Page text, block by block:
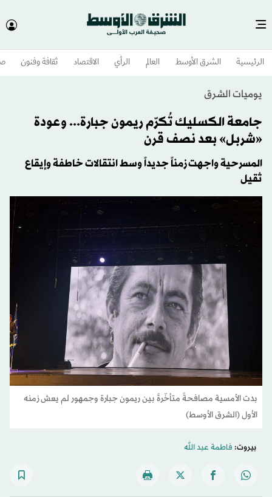
الرئيسية الشرق الأوسط​ العالم الرأي الاقتصاد ثقافة وفنون
يوميات الشرق
جامعة الكسليك تُكرّم ريمون جبارة... وعودة
«شربل» بعد نصف قرن
المسرحية واجهت زمناً جديداً وسط انتقالات خاطفة وإيقاع
ثقيل
بدت الأمسية مصافحةً متأخّرةً بين ريمون جبارة وجمهور لم يعش زمنه
الأول (الشرق الأوسط)
بيروت: فاطمة عبد الله